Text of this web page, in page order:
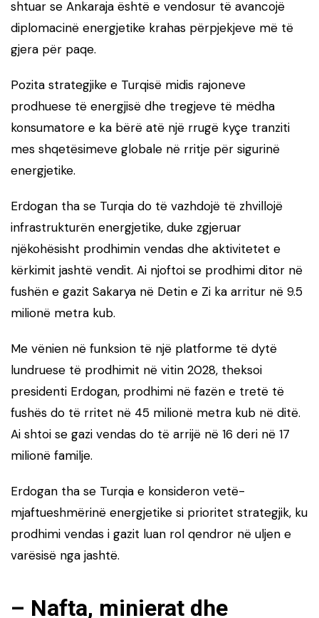
shtuar se Ankaraja është e vendosur të avancojë
diplomacinë energjetike krahas përpjekjeve më të
gjera për paqe.
Pozita strategjike e Turqisë midis rajoneve
prodhuese të energjisë dhe tregjeve të mëdha
konsumatore e ka bërë atë një rrugë kyçe tranziti
mes shqetësimeve globale në rritje për sigurinë
energjetike.
Erdogan tha se Turqia do të vazhdojë të zhvillojë
infrastrukturën energjetike, duke zgjeruar
njëkohësisht prodhimin vendas dhe aktivitetet e
kërkimit jashtë vendit. Ai njoftoi se prodhimi ditor në
fushën e gazit Sakarya në Detin e Zi ka arritur në 9.5
milionë metra kub.
Me vënien në funksion të një platforme të dytë
lundruese të prodhimit në vitin 2028, theksoi
presidenti Erdogan, prodhimi në fazën e tretë të
fushës do të rritet në 45 milionë metra kub në ditë.
Ai shtoi se gazi vendas do të arrijë në 16 deri në 17
milionë familje.
Erdogan tha se Turqia e konsideron vetë-
mjaftueshmërinë energjetike si prioritet strategjik, ku
prodhimi vendas i gazit luan rol qendror në uljen e
varësisë nga jashtë.
– Nafta, minierat dhe